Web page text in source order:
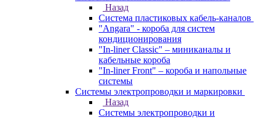
Назад
Система пластиковых кабель-каналов
"Angara" - короба для систем
кондиционирования
"In-liner Classic" – миниканалы и
кабельные короба
"In-liner Front" – короба и напольные
системы
Системы электропроводки и маркировки
Назад
Системы электропроводки и